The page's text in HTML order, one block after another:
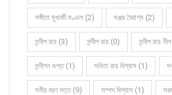
সঙ্গীতা মুখার্জী মণ্ডল (2) সঞ্জয় বৈরাগ্য (2)
সন্দীপ রায় (3) সন্দীপ রায় (0) সন্দীপ রায়
সন্দীপন গুপ্ত (1) সবিতা রায় বিশ্বাস (1)
সমীর বরণ দত্ত (9) সম্পদ বিশ্বাস (1)